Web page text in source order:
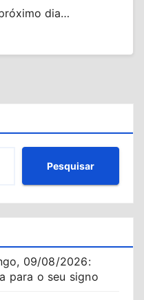
dia…
Pesquisar
09/08/2026:
para o seu signo